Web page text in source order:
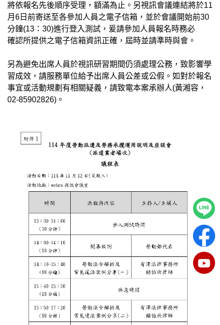
將依報名先後順序受理，額滿為止。另視訊會議連結將於11
月6日前寄送至各參加人員之電子信箱，並於會議開始前30
分鐘(13：30)進行登入測試，爰請參加人員報名時務必
確認所提供之電子信箱資訊正確，屆時並請準時與會。
另為避免出席人員於視訊研習期間仍須處理公務，致影響學
習成效，請服務單位給予出席人員公差或公假。如對於報名
事宜或活動規劃有相關疑義，請致電本案承辦人(黃湘容，
02-85902826)。